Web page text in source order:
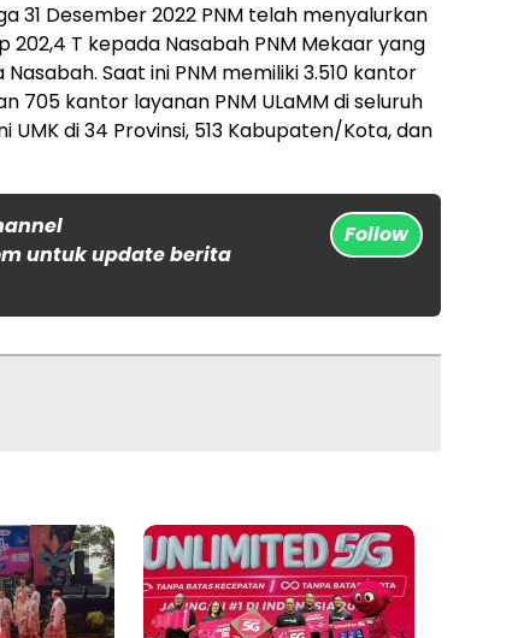
31 Desember 2022 PNM telah menyalurkan
202,4 T kepada Nasabah PNM Mekaar yang
Nasabah. Saat ini PNM memiliki 3.510 kantor
705 kantor layanan PNM ULaMM di seluruh
UMK di 34 Provinsi, 513 Kabupaten/Kota, dan
untuk update berita
Follow